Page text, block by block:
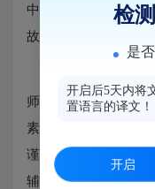
中，唐寅慰问了福
故乡的思念与问候。
据了解，陈莹是
师，2017年8月到固
素质教育，注重培
谨，注重优化课堂
辅导下，固原五中
检
是
开启后5天内将
置语言的译文！
开启